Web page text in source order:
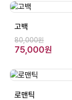
고백
80,000원
75,000원
로맨틱